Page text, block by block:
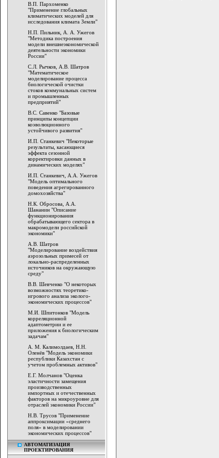
В.П. Пархоменко
"Применение глобальных
климатических моделей для
исследования климата Земли"
Н.П. Пильник, А. А. Ужегов
"Методика построения
модели внешнеэкономической
деятельности экономики
России"
С.Л. Рычков, А.В. Шатров
"Математическое
моделирование процесса
биологической очистки
стоков коммунальных систем
и промышленных
предприятий"
В.С. Савенко "Базовые
принципы концепции
коэволюционного
устойчивого развития"
И.П. Станкевич "Некоторые
результаты, касающиеся
эффекта сезонной
корректировки данных в
динамических моделях"
И.П. Станкевич, А.А. Ужегов
"Модель оптимального
поведения агрегированного
домохозяйства"
Н.К. Обросова, А.А.
Шананин "Описание
функционирования
обрабатывающего сектора в
макромодели российской
экономики"
А.В. Шатров
"Моделирование воздействия
аэрозольных примесей от
локально-распределенных
источников на окружающую
среду"
В.В. Шевченко "О некоторых
возможностях теоретико-
игрового анализа эколого-
экономических процессов"
М.И. Шпитонков "Модель
корреляционной
адаптометрии и ее
приложения к биологическим
задачам"
А. М. Калимолдаев, Н.Н.
Оленёв "Модель экономики
республики Казахстан с
учетом проблемных активов"
Е.Г. Молчанов "Оценка
эластичности замещения
производственных
импортных и отечественных
факторов на микроуровне для
отраслей экономики России"
Н.В. Трусов "Применение
аппроксимации «среднего
поля» в моделировании
экономических процессов"
АВТОМАТИЗАЦИЯ
ПРОЕКТИРОВАНИЯ